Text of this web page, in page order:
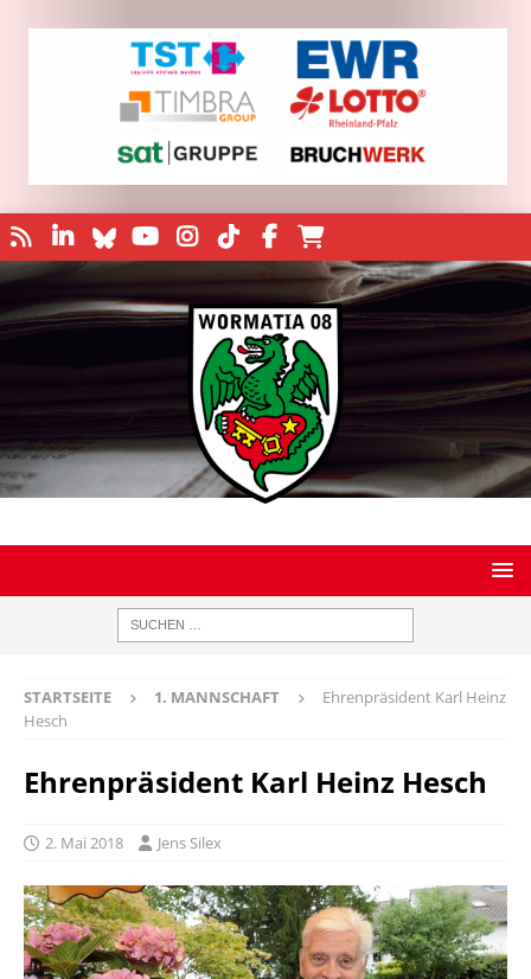
STARTSEITE 1. MANNSCHAFT
Ehrenpräsident Karl Heinz
Hesch
Ehrenpräsident Karl Heinz Hesch
2. Mai 2018 Jens Silex